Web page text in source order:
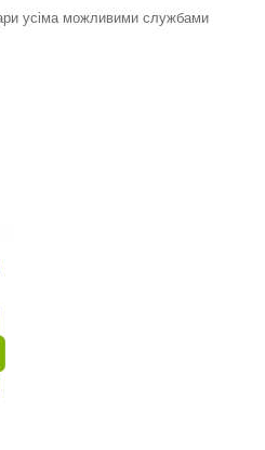
усіма можливими службами